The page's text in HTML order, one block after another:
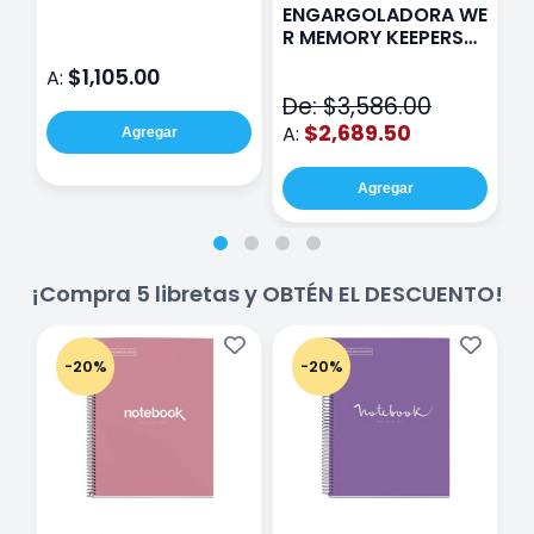
A: $1,105.00
Agregar
ENGARGOLADORA WE
R MEMORY KEEPERS
De: $3,586.00
A: $2,689.50
Agregar
¡Compra 5 libretas y OBTÉN EL DESCUENTO!
-20% -20%